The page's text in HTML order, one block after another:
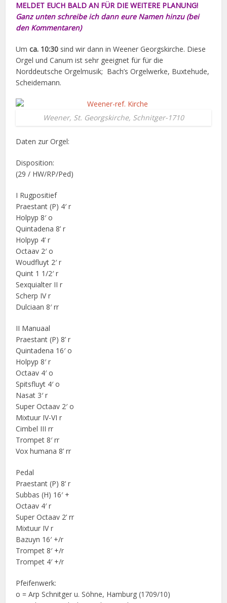
MELDET EUCH BALD AN FÜR DIE WEITERE PLANUNG!
Ganz unten schreibe ich dann eure Namen hinzu (bei
den Kommentaren)
Umca. 10:30 sind wir dann in Weener Georgskirche. Diese
Orgel und Canum ist sehr geeignet für für die
Norddeutsche Orgelmusik; Bach’s Orgelwerke, Buxtehude,
Scheidemann.
Weener, St. Georgskirche, Schnitger-1710
Daten zur Orgel:
Disposition:
(29 / HW/RP/Ped)
I Rugpositief
Praestant (P) 4′ r
Holpyp 8′ o
Quintadena 8’ r
Holpyp 4’ r
Octaav 2′ o
Woudfluyt 2′ r
Quint 1 1/2′ r
Sexquialter II r
Scherp IV r
Dulciaan 8′ rr
II Manuaal
Praestant (P) 8’ r
Quintadena 16′ o
Holpyp 8′ r
Octaav 4′ o
Spitsfluyt 4′ o
Nasat 3′ r
Super Octaav 2′ o
Mixtuur IV-VI r
Cimbel III rr
Trompet 8′ rr
Vox humana 8’ rr
Pedal
Praestant (P) 8‘ r
Subbas (H) 16′ +
Octaav 4′ r
Super Octaav 2’ rr
Mixtuur IV r
Bazuyn 16′ +/r
Trompet 8′ +/r
Trompet 4′ +/r
Pfeifenwerk:
o = Arp Schnitger u. Söhne, Hamburg (1709/10)